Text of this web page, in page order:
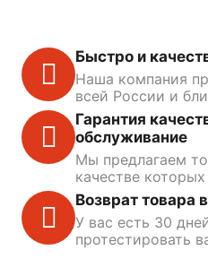
Быстро и
Наша компания
всей России и
Гарантия
обслуживание
Мы предлагаем
качестве
Возврат товара
У вас есть 30
протестировать